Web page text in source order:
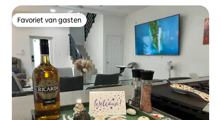
Favoriet van gasten
Favoriet van gasten